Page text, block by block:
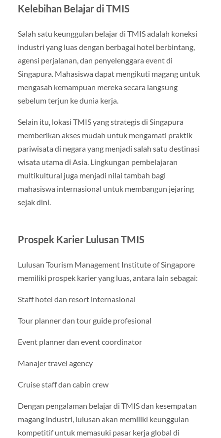
Kelebihan Belajar di TMIS
Salah satu keunggulan belajar di TMIS adalah koneksi
industri yang luas dengan berbagai hotel berbintang,
agensi perjalanan, dan penyelenggara event di
Singapura. Mahasiswa dapat mengikuti magang untuk
mengasah kemampuan mereka secara langsung
sebelum terjun ke dunia kerja.
Selain itu, lokasi TMIS yang strategis di Singapura
memberikan akses mudah untuk mengamati praktik
pariwisata di negara yang menjadi salah satu destinasi
wisata utama di Asia. Lingkungan pembelajaran
multikultural juga menjadi nilai tambah bagi
mahasiswa internasional untuk membangun jejaring
sejak dini.
Prospek Karier Lulusan TMIS
Lulusan Tourism Management Institute of Singapore
memiliki prospek karier yang luas, antara lain sebagai:
Staff hotel dan resort internasional
Tour planner dan tour guide profesional
Event planner dan event coordinator
Manajer travel agency
Cruise staff dan cabin crew
Dengan pengalaman belajar di TMIS dan kesempatan
magang industri, lulusan akan memiliki keunggulan
kompetitif untuk memasuki pasar kerja global di